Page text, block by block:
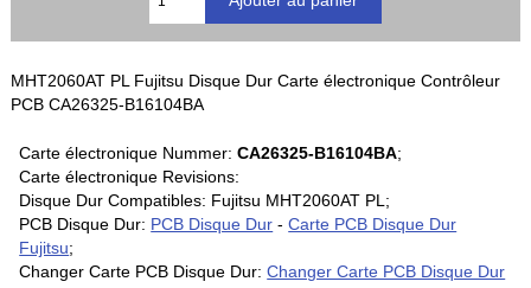
MHT2060AT PL Fujitsu Disque Dur Carte électronique Contrôleur
PCB CA26325-B16104BA
Carte électronique Nummer:CA26325-B16104BA;
Carte électronique Revisions:
Disque Dur Compatibles: Fujitsu MHT2060AT PL;
PCB Disque Dur: PCB Disque Dur -Carte PCB Disque Dur
Fujitsu;
Changer Carte PCB Disque Dur:Changer Carte PCB Disque Dur